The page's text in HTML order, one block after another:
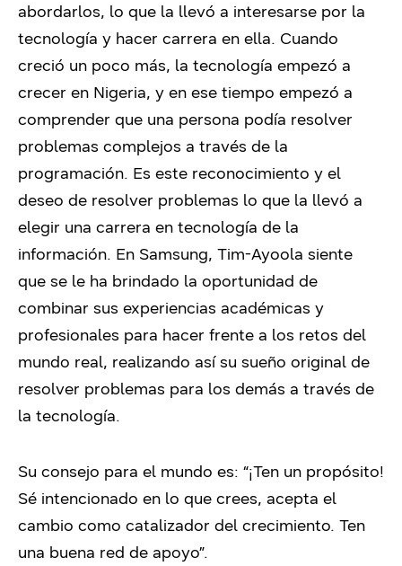
abordarlos, lo que la llevó a interesarse por la
tecnología y hacer carrera en ella. Cuando
creció un poco más, la tecnología empezó a
crecer en Nigeria, y en ese tiempo empezó a
comprender que una persona podía resolver
problemas complejos a través de la
programación. Es este reconocimiento y el
deseo de resolver problemas lo que la llevó a
elegir una carrera en tecnología de la
información. En Samsung, Tim-Ayoola siente
que se le ha brindado la oportunidad de
combinar sus experiencias académicas y
profesionales para hacer frente a los retos del
mundo real, realizando así su sueño original de
resolver problemas para los demás a través de
la tecnología.
Su consejo para el mundo es: “¡Ten un propósito!
Sé intencionado en lo que crees, acepta el
cambio como catalizador del crecimiento. Ten
una buena red de apoyo”.